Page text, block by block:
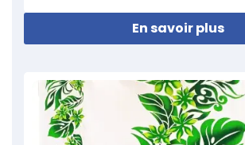
En savoir plus